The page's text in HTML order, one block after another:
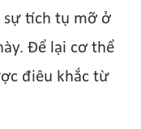
sự tích tụ mỡ ở
Để lại cơ thể
điêu khắc từ